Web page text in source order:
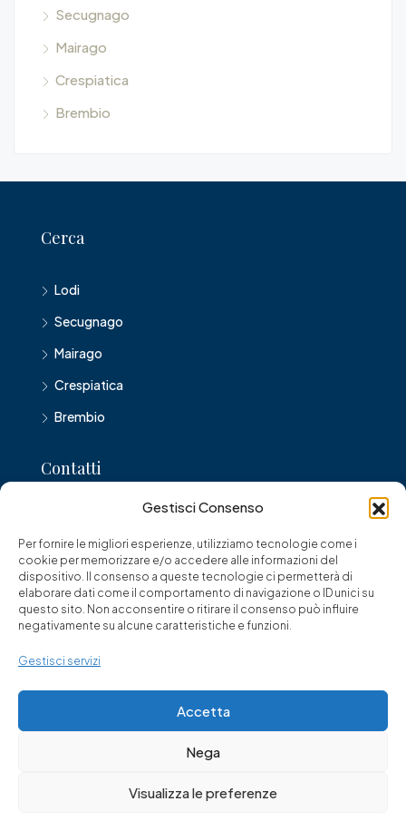
Gestisci Consenso
Per fornire le migliori esperienze, utilizziamo tecnologie come i
cookie per memorizzare e/o accedere alle informazioni del
dispositivo. Il consenso a queste tecnologie ci permetterà di
elaborare dati come il comportamento di navigazione o ID unici su
questo sito. Non acconsentire o ritirare il consenso può influire
negativamente su alcune caratteristiche e funzioni.
Gestisci servizi
Accetta
Nega
Visualizza le preferenze
Secugnago
Mairago
Crespiatica
Brembio
Cerca
Lodi
Secugnago
Mairago
Crespiatica
Brembio
Contatti
Corso Umberto I, 27, 26900 Lodi
0371 429426
lodiagency@gmail.com
© Franciacorta '94 di Paina dr. Giuseppe - Tutti i diritti riservati